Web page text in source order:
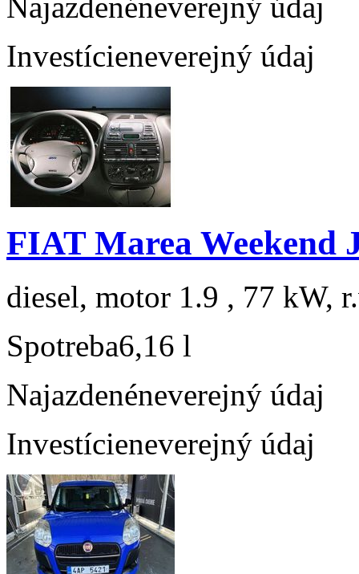
Investícieneverejný údaj
FIAT Marea Weekend
diesel, motor 1.9 , 77 kW,
Spotreba6,16 l
Najazdenéneverejný údaj
Investícieneverejný údaj